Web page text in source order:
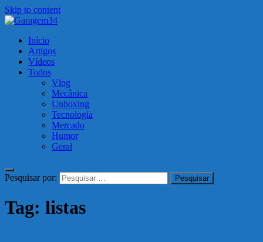
Skip to content
Garagem34
Motos, carros, tecnologia e muito mais!
Início
Artigos
Vídeos
Todos
Vlog
Mecânica
Unboxing
Tecnologia
Mercado
Humor
Geral
Pesquisar por:
Tag: listas